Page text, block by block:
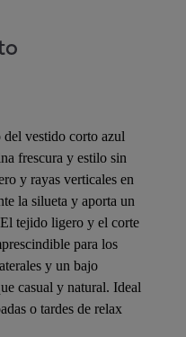
del vestido corto azul
frescura y estilo sin
y rayas verticales en
la silueta y aporta un
tejido ligero y el corte
para los
y un bajo
casual y natural. Ideal
o tardes de relax